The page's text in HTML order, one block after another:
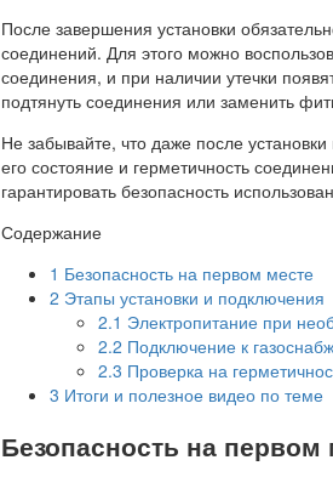
После завершения установки
соединений. Для этого можно
соединения, и при наличии утечки
подтянуть соединения или заменить
Не забывайте, что даже после
его состояние и герметичность
гарантировать безопасность
Содержание
1 Безопасность на первом месте
2 Этапы установки и подключения
2.1 Электропитание при
2.2 Подключение к
2.3 Проверка на
3 Итоги и полезное видео по теме
Безопасность на первом